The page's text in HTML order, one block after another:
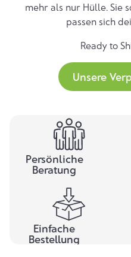
mehr als nur Hülle. Sie
passen sich
Ready to
Unsere
Persönliche
Beratung
Einfache
Bestellung